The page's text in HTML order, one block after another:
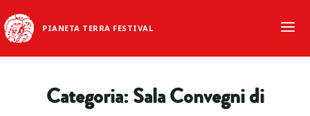
PIANETA TERRA FESTIVAL
Categoria:Sala Convegni di